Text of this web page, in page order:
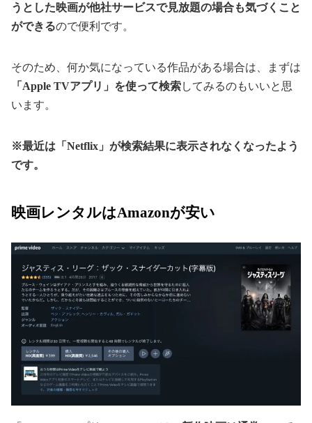
うとした映画が他社サービスで見放題の場合も気づくこと
ができるので便利です。
そのため、何か気になっている作品がある場合は、まずは
「Apple TVアプリ」を使って検索してみるのもいいと思
います。
※最近は「Netflix」が検索結果に表示されなくなったよう
です。
映画レンタルはAmazonが安い